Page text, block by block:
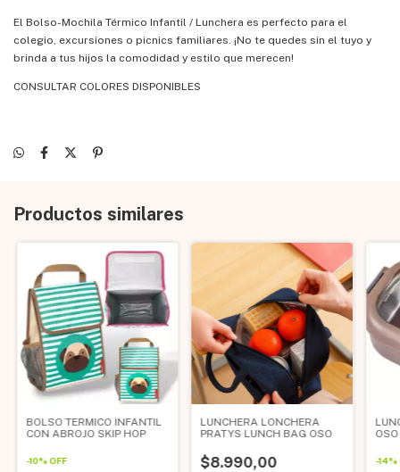
El Bolso-Mochila Térmico Infantil / Lunchera es perfecto para el
colegio, excursiones o picnics familiares. ¡No te quedes sin el tuyo y
brinda a tus hijos la comodidad y estilo que merecen!
CONSULTAR COLORES DISPONIBLES
Productos similares
BOLSO TERMICO INFANTIL
CON ABROJO SKIP HOP
-10%OFF
LUNCHERA LONCHERA
PRATYS LUNCH BAG OSO
$8.990,00 -14%